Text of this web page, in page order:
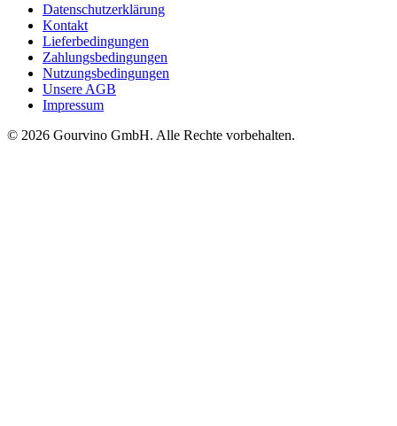
Datenschutzerklärung
Kontakt
Lieferbedingungen
Zahlungsbedingungen
Nutzungsbedingungen
Unsere AGB
Impressum
© 2026 Gourvino GmbH. Alle Rechte vorbehalten.